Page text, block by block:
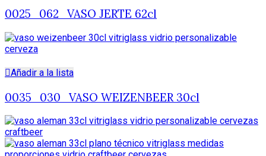
0025_062_VASO JERTE 62cl
Añadir a la lista
0035_030_VASO WEIZENBEER 30cl